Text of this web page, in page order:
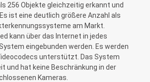
256 Objekte gleichzeitig erkannt und
ist eine deutlich größere Anzahl als
am Markt.
kann über das Internet in jedes
eingebunden werden. Es werden
unterstützt. Das System
und hat keine Beschränkung in der
Kameras.